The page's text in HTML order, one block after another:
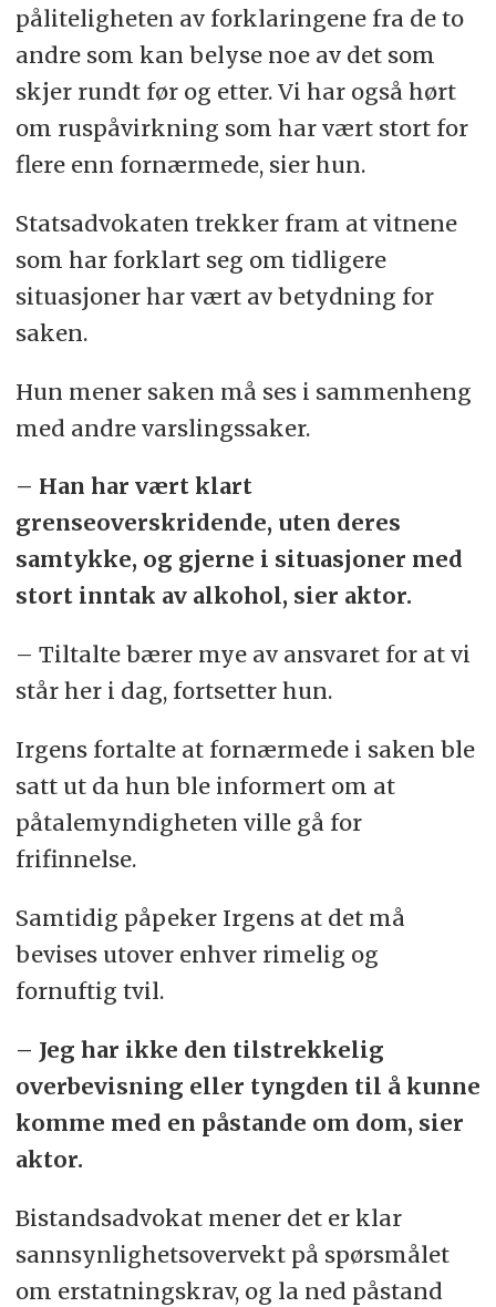
påliteligheten av forklaringene fra de to
andre som kan belyse noe av det som
skjer rundt før og etter. Vi har også hørt
om ruspåvirkning som har vært stort for
flere enn fornærmede, sier hun.
Statsadvokaten trekker fram at vitnene
som har forklart seg om tidligere
situasjoner har vært av betydning for
saken.
Hun mener saken må ses i sammenheng
med andre varslingssaker.
– Han har vært klart
grenseoverskridende, uten deres
samtykke, og gjerne i situasjoner med
stort inntak av alkohol, sier aktor.
– Tiltalte bærer mye av ansvaret for at vi
står her i dag, fortsetter hun.
Irgens fortalte at fornærmede i saken ble
satt ut da hun ble informert om at
påtalemyndigheten ville gå for
frifinnelse.
Samtidig påpeker Irgens at det må
bevises utover enhver rimelig og
fornuftig tvil.
– Jeg har ikke den tilstrekkelig
overbevisning eller tyngden til å kunne
komme med en påstande om dom, sier
aktor.
Bistandsadvokat mener det er klar
sannsynlighetsovervekt på spørsmålet
om erstatningskrav, og la ned påstand